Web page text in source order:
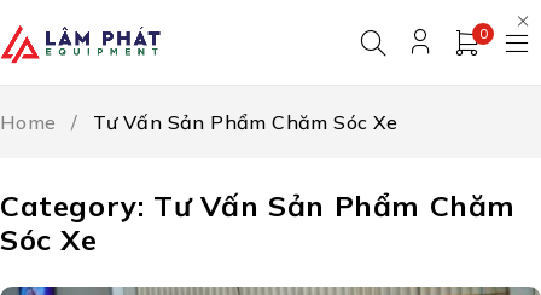
0
Category: Tư Vấn Sản Phẩm Chăm
Sóc Xe
Home / Tư Vấn Sản Phẩm Chăm Sóc Xe